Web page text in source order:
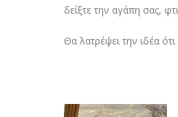
δείξτε την αγάπη σας,
Θα λατρέψει την ιδέα